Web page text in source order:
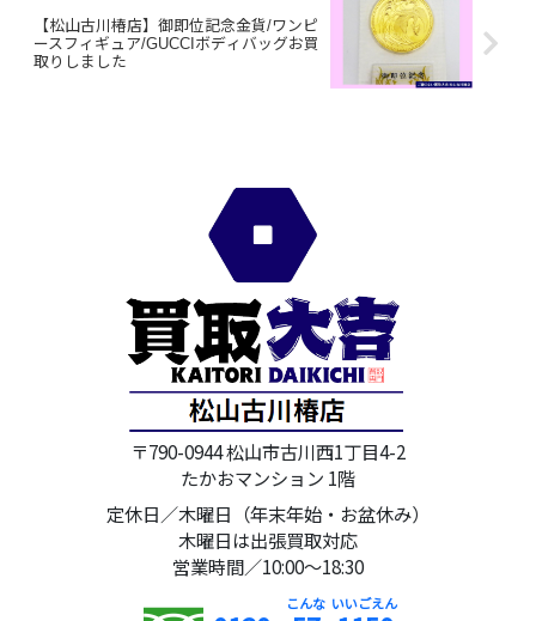
【松山古川椿店】御即位記念金貨/ワンピ
ースフィギュア/GUCCIボディバッグお買
取りしました
〒790-0944 松山市古川西1丁目4-2
たかおマンション 1階
定休日／木曜日（年末年始・お盆休み）
木曜日は出張買取対応
営業時間／10:00～18:30